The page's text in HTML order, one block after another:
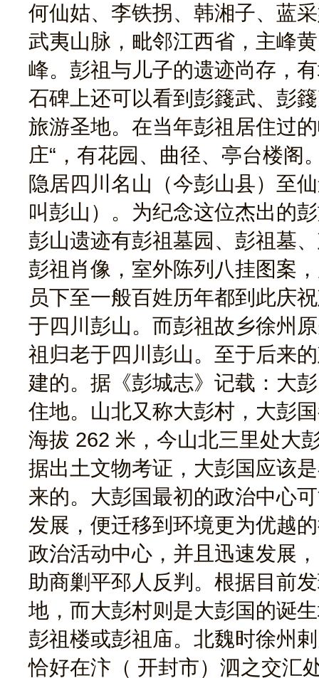
何仙姑、李铁拐、韩湘子、蓝
武夷山脉，毗邻江西省，主峰
峰。彭祖与儿子的遗迹尚存，
石碑上还可以看到彭籛武、彭
旅游圣地。在当年彭祖居住过
庄“，有花园、曲径、亭台楼阁
隐居四川名山（今彭山县）至
叫彭山）。为纪念这位杰出的
彭山遗迹有彭祖墓园、彭祖墓
彭祖肖像，室外陈列八挂图案
员下至一般百姓历年都到此庆
于四川彭山。而彭祖故乡徐州
祖归老于四川彭山。至于后来
建的。据《彭城志》记载：大
住地。山北又称大彭村，大彭
海拔 262 米，今山北三里处大
据出土文物考证，大彭国应该
来的。大彭国最初的政治中心
发展，便迁移到环境更为优越
政治活动中心，并且迅速发展
助商剿平邳人反判。根据目前
地，而大彭村则是大彭国的诞
彭祖楼或彭祖庙。北魏时徐州
恰好在汴（ 开封市）泗之交汇